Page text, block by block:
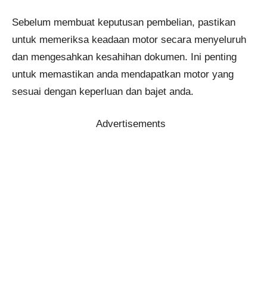
Sebelum membuat keputusan pembelian, pastikan
untuk memeriksa keadaan motor secara menyeluruh
dan mengesahkan kesahihan dokumen. Ini penting
untuk memastikan anda mendapatkan motor yang
sesuai dengan keperluan dan bajet anda.
Advertisements